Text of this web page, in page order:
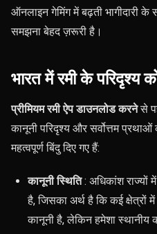
ऑनलाइन गेमिंग में बढ़ती भागीदारी
समझना बेहद ज़रूरी है।
भारत में रमी के परिदृश्य
प्रीमियम रमी ऐप डाउनलोड करनेसे
कानूनी परिदृश्य और सर्वोत्तम
महत्वपूर्ण बिंदु दिए गए हैं:
कानूनी स्थिति: अधिकांश राज्यों
है, जिसका अर्थ है कि कई
कानूनी है, लेकिन हमेशा स्थानीय